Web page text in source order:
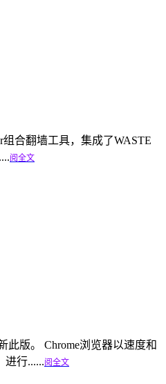
组合翻墙工具，集成了WASTE
阅全文
此版。 Chrome浏览器以速度和
进行......阅全文